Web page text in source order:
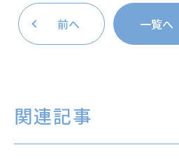
前へ 一覧へ
関連記事